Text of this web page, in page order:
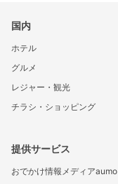
国内
ホテル
グルメ
レジャー・観光
チラシ・ショッピング
提供サービス
おでかけ情報メディアaumo